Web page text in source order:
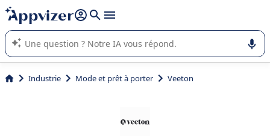
répondre (plusieurs lignes avec
L'IA de Appvizer vous guide dans l'utilisation ou la sélection de
logiciel SaaS en entreprise.
Industrie Mode et prêt à porter Veeton